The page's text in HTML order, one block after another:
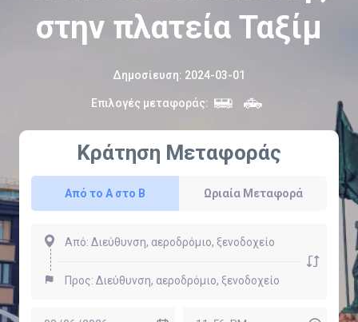
στην πλατεία Ταξίμ
Δημοσίευση: 2024-03-01
Επιλογές μεταφοράς:
Κράτηση Μεταφοράς
Από το Α στο Β Ωριαία Μεταφορά